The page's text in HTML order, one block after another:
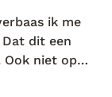
ik me
dit een
Ook niet op
het donkere